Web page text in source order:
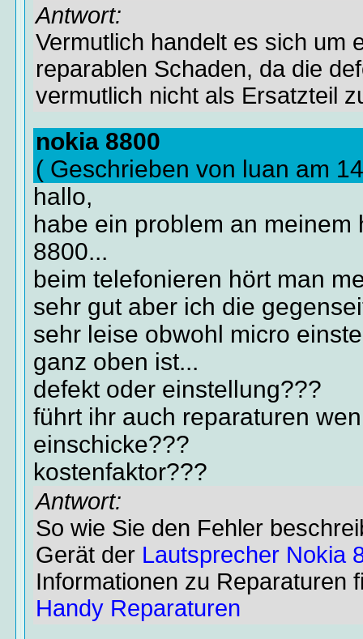
Antwort:
Vermutlich handelt es sich um
reparablen Schaden, da die
vermutlich nicht als Ersatzteil
nokia 8800
( Geschrieben von luan am
hallo,
habe ein problem an meinem
8800...
beim telefonieren hört man
sehr gut aber ich die
sehr leise obwohl micro
ganz oben ist...
defekt oder einstellung???
führt ihr auch reparaturen
einschicke???
kostenfaktor???
Antwort:
So wie Sie den Fehler
Gerät der Lautsprecher Nokia
Informationen zu Reparaturen
Handy Reparaturen